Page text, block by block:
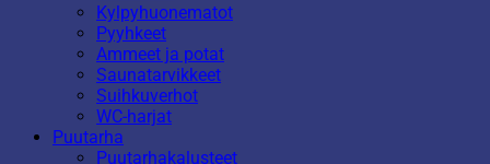
Kylpyhuonematot
Pyyhkeet
Ammeet ja potat
Saunatarvikkeet
Suihkuverhot
WC-harjat
Puutarha
Puutarhakalusteet